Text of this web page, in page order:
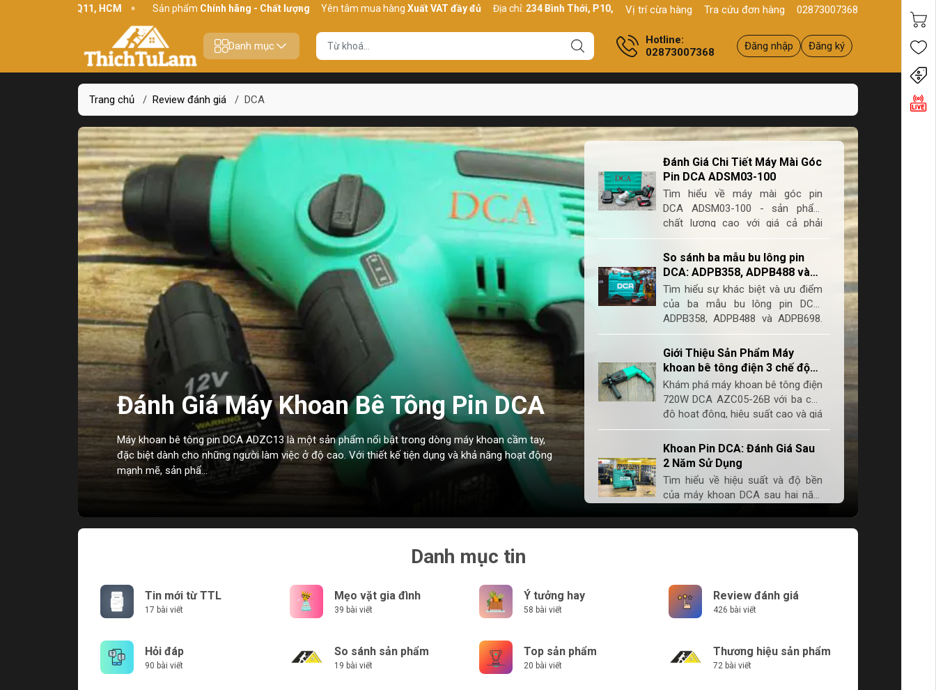
P10, Q11, HCM Sản phẩmChính hãng - Chất lượng Yên tâm mua hàngXuất VAT đầy đủ Địa chỉ: 234 Bình Thới, P10, Q11, HCM Sản phẩm Chính hãng - Chất lượng Yên tâm mua hàng
Vị trí cừa hàng Tra cứu đơn hàng 02873007368
Danh mục
Hotline:
02873007368
Đăng nhập Đăng ký
Trang chủ / Review đánh giá / DCA
Đánh Giá Máy Khoan Bê Tông Pin DCA
- ADZC13
Máy khoan bê tông pin DCA ADZC13 là một sản phẩm nổi bật trong dòng máy khoan cầm tay,
đặc biệt dành cho những người làm việc ở độ cao. Với thiết kế tiện dụng và khả năng hoạt động
mạnh mẽ, sản phẩ...
Đánh Giá Chi Tiết Máy Mài Góc
Pin DCA ADSM03-100
Tìm hiểu về máy mài góc pin
DCA ADSM03-100 - sản phẩm
chất lượng cao với giá cả phải
chăng. Đánh giá chi tiết về thiết kế,
tính năng và hiệu suất sử dụng.
So sánh ba mẫu bu lông pin
DCA: ADPB358, ADPB488 và
ADPB698
Tìm hiểu sự khác biệt và ưu điểm
của ba mẫu bu lông pin DCA:
ADPB358, ADPB488 và ADPB698.
Tổng hợp thông tin để chọn sản
phẩm phù hợp với nhu cầu của
bạn.
Giới Thiệu Sản Phẩm Máy
khoan bê tông điện 3 chế độ
720W DCA AZC05-26B
Khám phá máy khoan bê tông điện
720W DCA AZC05-26B với ba chế
độ hoạt động, hiệu suất cao và giá
cả hợp lý. Lựa chọn hoàn hảo cho
cả chuyên gia và gia đình.
Khoan Pin DCA: Đánh Giá Sau
2 Năm Sử Dụng
Tìm hiểu về hiệu suất và độ bền
của máy khoan DCA sau hai năm
với các sản phẩm nổi bật như máy
khoan và máy bán vít, đánh giá
hiệu suất và giá cả để giúp bạn
Danh mục tin
Tin mới từ TTL
17 bài viết
Mẹo vặt gia đình
39 bài viết
Ý tưởng hay
58 bài viết
Review đánh giá
426 bài viết
Hỏi đáp
90 bài viết
So sánh sản phẩm
19 bài viết
Top sản phẩm
20 bài viết
Thương hiệu sản phẩm
72 bài viết